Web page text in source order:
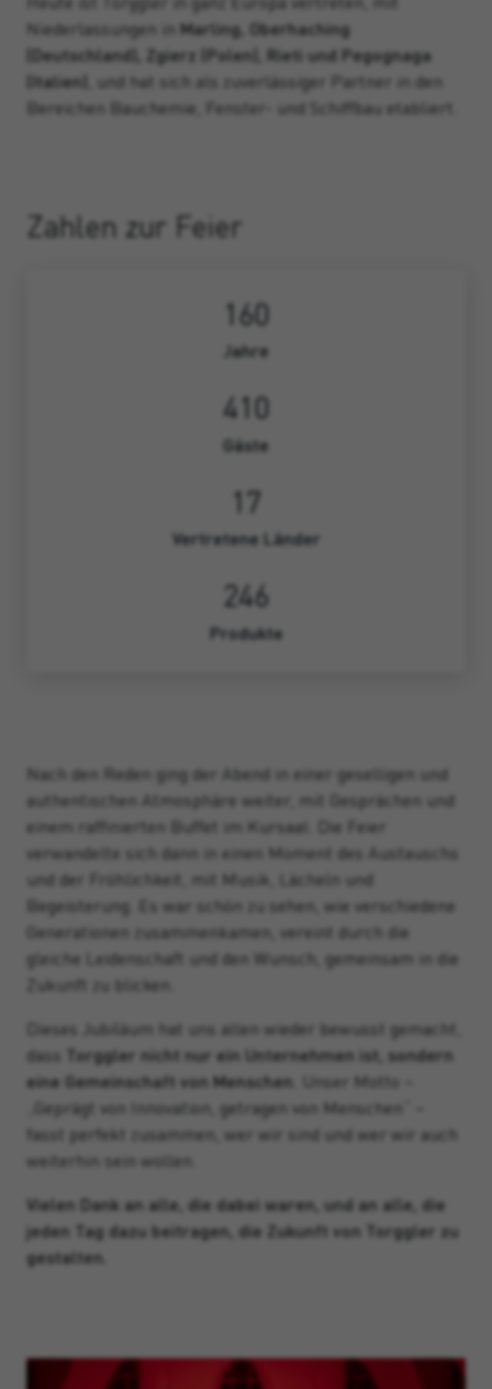
Niederlassungen in Marling, Oberhaching
(Deutschland), Zgierz (Polen), Rieti und Pegognaga
(Italien)
, und hat sich als zuverlässiger Partner in den
Bereichen Bauchemie, Fenster- und Schiffbau etabliert.
Zahlen zur Feier
160
Jahre
410
Gäste
17
Vertretene Länder
246
Produkte
Nach den Reden ging der Abend in einer geselligen und
authentischen Atmosphäre weiter, mit Gesprächen und
einem raffinierten Buffet im Kursaal. Die Feier
verwandelte sich dann in einen Moment des Austauschs
und der Fröhlichkeit, mit Musik, Lächeln und
Begeisterung. Es war schön zu sehen, wie verschiedene
Generationen zusammenkamen, vereint durch die
gleiche Leidenschaft und den Wunsch, gemeinsam in die
Zukunft zu blicken.
Dieses Jubiläum hat uns allen wieder bewusst gemacht,
dass Torggler nicht nur ein Unternehmen ist, sondern
eine Gemeinschaft von Menschen . Unser Motto –
„Geprägt von Innovation, getragen von Menschen“ –
fasst perfekt zusammen, wer wir sind und wer wir auch
weiterhin sein wollen.
Vielen Dank an alle, die dabei waren, und an alle, die
jeden Tag dazu beitragen, die Zukunft von Torggler zu
gestalten.